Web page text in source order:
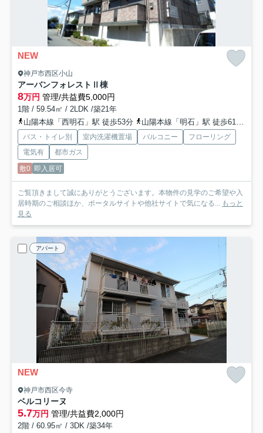
NEW
神戸市西区小山
アーバンフォレストⅡ棟
8万円 管理/共益費5,000円
1階 / 59.54㎡ / 2LDK /築21年
山陽本線「西明石」駅 徒歩53分
山陽本線「明石」駅 徒歩61分
バス・トイレ別 室内洗濯機置場 バルコニー
フローリング
電気有
都市ガス
敷0 即入居可
ご覧頂きまして誠にありがとうございます。本物件の見学のご希望や入
居時期のご相談ほか、ポータルサイトや他社サイトで気になる...
もっと
見る
アパート
NEW
神戸市西区今寺
ベルコリーヌ
5.7万円 管理/共益費2,000円
2階 / 60.95㎡ / 3DK /築34年